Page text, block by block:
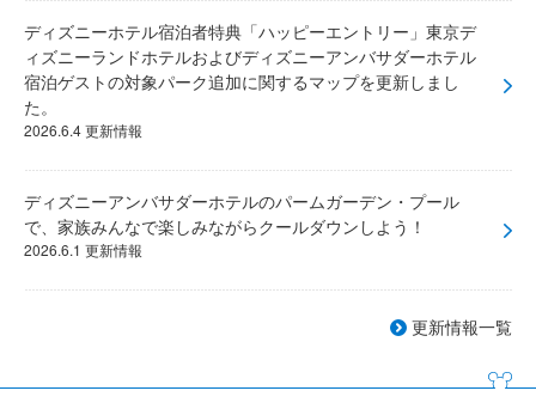
ディズニーホテル宿泊者特典「ハッピーエントリー」東京デ
ィズニーランドホテルおよびディズニーアンバサダーホテル
宿泊ゲストの対象パーク追加に関するマップを更新しまし
た。
2026.6.4 更新情報
ディズニーアンバサダーホテルのパームガーデン・プール
で、家族みんなで楽しみながらクールダウンしよう！
2026.6.1 更新情報
更新情報一覧